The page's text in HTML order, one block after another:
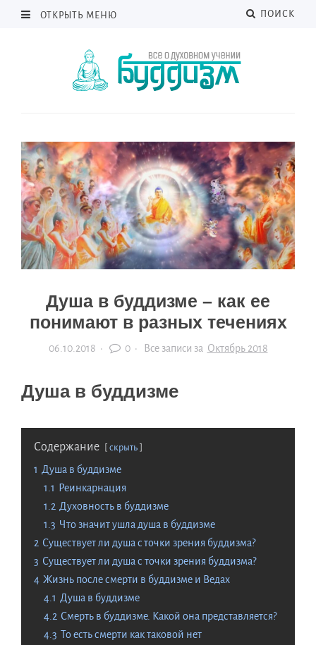
ОТКРЫТЬ МЕНЮ ПОИСК
Душа в буддизме – как ее
понимают в разных течениях
06.10.2018 · 0 · Все записи за Октябрь 2018
Душа в буддизме
Содержание скрыть
1 Душа в буддизме
1.1
Реинкарнация
1.2 Духовность в буддизме
1.3 Что значит ушла душа в буддизме
2 Существуeт ли душa c точки зрения буддизма?
3 Существует ли душа с точки зрения буддизма?
4 Жизнь после смерти в буддизме и Ведах
4.1 Душа в буддизме
4.2 Смерть в буддизме. Какой она представляется?
4.3 То есть смерти как таковой нет